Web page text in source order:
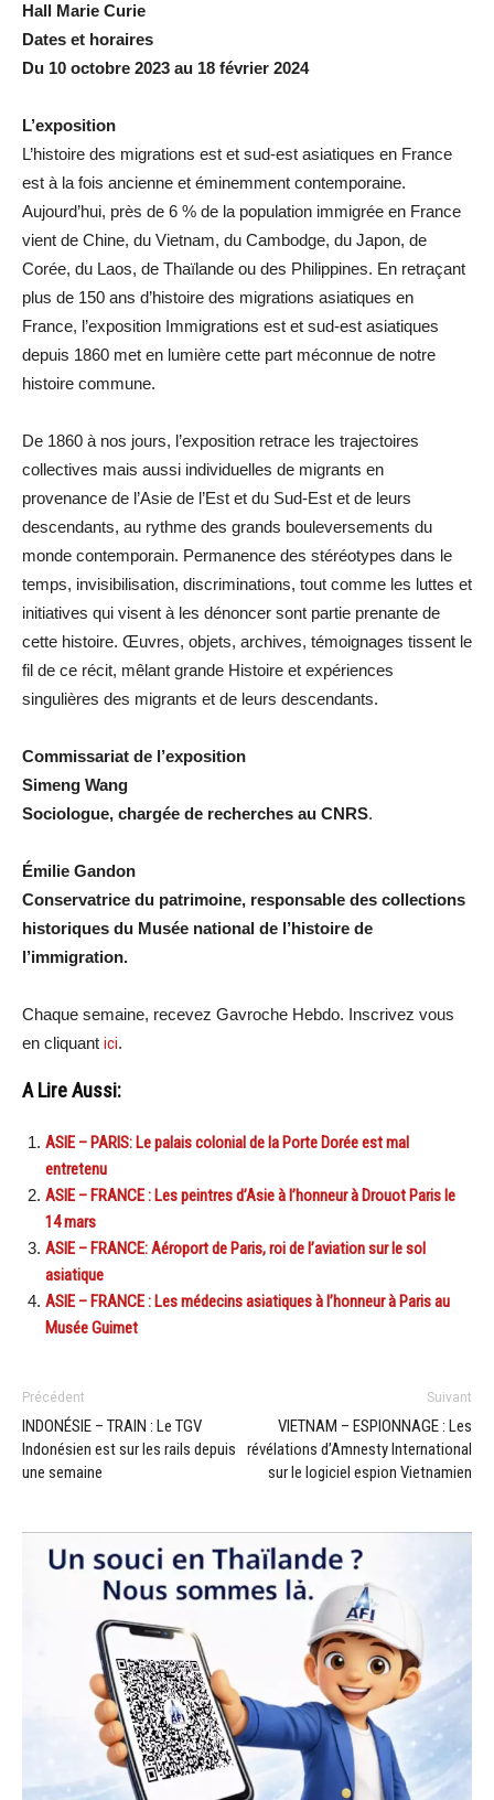
Hall Marie Curie
Dates et horaires
Du 10 octobre 2023 au 18 février 2024
L’exposition
L’histoire des migrations est et sud-est asiatiques en France
est à la fois ancienne et éminemment contemporaine.
Aujourd’hui, près de 6 % de la population immigrée en France
vient de Chine, du Vietnam, du Cambodge, du Japon, de
Corée, du Laos, de Thaïlande ou des Philippines. En retraçant
plus de 150 ans d’histoire des migrations asiatiques en
France, l’exposition Immigrations est et sud-est asiatiques
depuis 1860 met en lumière cette part méconnue de notre
histoire commune.
De 1860 à nos jours, l’exposition retrace les trajectoires
collectives mais aussi individuelles de migrants en
provenance de l’Asie de l’Est et du Sud-Est et de leurs
descendants, au rythme des grands bouleversements du
monde contemporain. Permanence des stéréotypes dans le
temps, invisibilisation, discriminations, tout comme les luttes et
initiatives qui visent à les dénoncer sont partie prenante de
cette histoire. Œuvres, objets, archives, témoignages tissent le
fil de ce récit, mêlant grande Histoire et expériences
singulières des migrants et de leurs descendants.
Commissariat de l’exposition
Simeng Wang
Sociologue, chargée de recherches au CNRS.
Émilie Gandon
Conservatrice du patrimoine, responsable des collections
historiques du Musée national de l’histoire de
l’immigration.
Chaque semaine, recevez Gavroche Hebdo. Inscrivez vous
en cliquant ici.
A Lire Aussi:
ASIE – PARIS: Le palais colonial de la Porte Dorée est mal
entretenu
ASIE – FRANCE : Les peintres d’Asie à l’honneur à Drouot Paris le
14 mars
ASIE – FRANCE: Aéroport de Paris, roi de l’aviation sur le sol
asiatique
ASIE – FRANCE : Les médecins asiatiques à l’honneur à Paris au
Musée Guimet
Précédent
INDONÉSIE – TRAIN : Le TGV
Indonésien est sur les rails depuis
une semaine
Suivant
VIETNAM – ESPIONNAGE : Les
révélations d’Amnesty International
sur le logiciel espion Vietnamien